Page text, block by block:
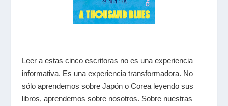
Leer a estas cinco escritoras no es una experiencia
informativa. Es una experiencia transformadora. No
sólo aprendemos sobre Japón o Corea leyendo sus
libros, aprendemos sobre nosotros. Sobre nuestras